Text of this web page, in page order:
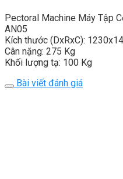
Pectoral Machine Máy Tập
AN05
Kích thước (DxRxC):
Cân nặng: 275 Kg
Khối lượng tạ: 100 Kg
Bài viết đánh giá